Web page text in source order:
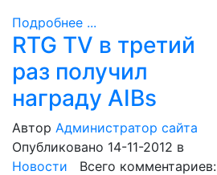
Подробнее ...
RTG TV в третий
раз получил
награду AIBs
Автор Администратор сайта
Опубликовано 14-11-2012 в
Новости Всего комментариев: